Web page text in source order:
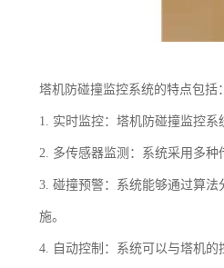
塔机防碰撞监控系统的特点包括：
1. 实时监控：塔机防碰撞监控系
2. 多传感器监测：系统采用多种
3. 碰撞预警：系统能够通过算
施。
4. 自动控制：系统可以与塔机的